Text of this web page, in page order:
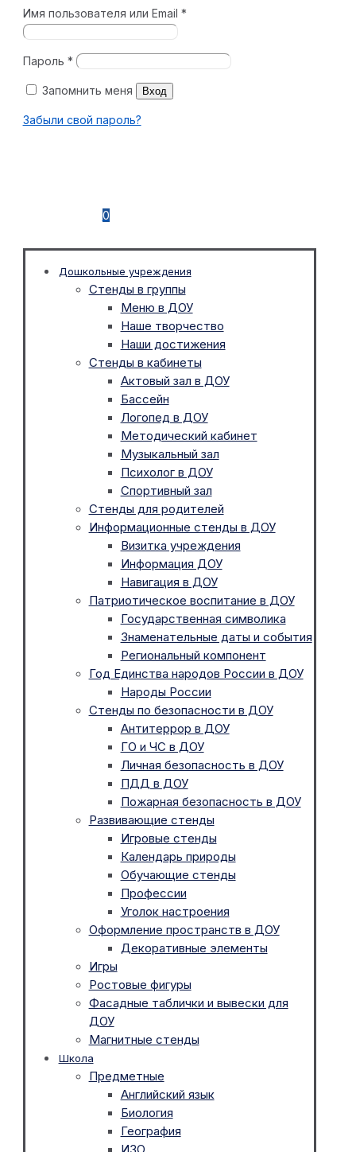
Имя пользователя или Email *
Пароль *
Запомнить меня Вход
Забыли свой пароль?
0
Дошкольные учреждения
Стенды в группы
Меню в ДОУ
Наше творчество
Наши достижения
Стенды в кабинеты
Актовый зал в ДОУ
Бассейн
Логопед в ДОУ
Методический кабинет
Музыкальный зал
Психолог в ДОУ
Спортивный зал
Стенды для родителей
Информационные стенды в ДОУ
Визитка учреждения
Информация ДОУ
Навигация в ДОУ
Патриотическое воспитание в ДОУ
Государственная символика
Знаменательные даты и события
Региональный компонент
Год Единства народов России в ДОУ
Народы России
Стенды по безопасности в ДОУ
Антитеррор в ДОУ
ГО и ЧС в ДОУ
Личная безопасность в ДОУ
ПДД в ДОУ
Пожарная безопасность в ДОУ
Развивающие стенды
Игровые стенды
Календарь природы
Обучающие стенды
Профессии
Уголок настроения
Оформление пространств в ДОУ
Декоративные элементы
Игры
Ростовые фигуры
Фасадные таблички и вывески для
ДОУ
Магнитные стенды
Школа
Предметные
Английский язык
Биология
География